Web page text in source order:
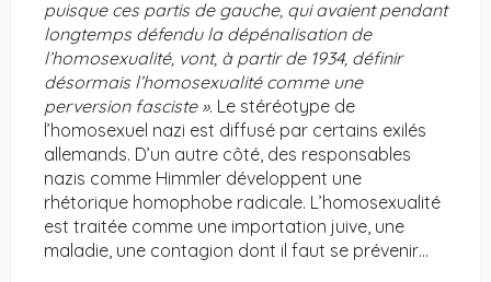
puisque ces partis de gauche, qui avaient pendant
longtemps défendu la dépénalisation de
l’homosexualité, vont, à partir de 1934, définir
désormais l’homosexualité comme une
perversion fasciste ». Le stéréotype de
l’homosexuel nazi est diffusé par certains exilés
allemands. D’un autre côté, des responsables
nazis comme Himmler développent une
rhétorique homophobe radicale. L’homosexualité
est traitée comme une importation juive, une
maladie, une contagion dont il faut se prévenir…